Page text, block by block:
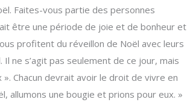
Faites-vous partie des personnes
être une période de joie et de bonheur et
profitent du réveillon de Noël avec leurs
ne s’agit pas seulement de ce jour, mais
Chacun devrait avoir le droit de vivre en
allumons une bougie et prions pour eux. »